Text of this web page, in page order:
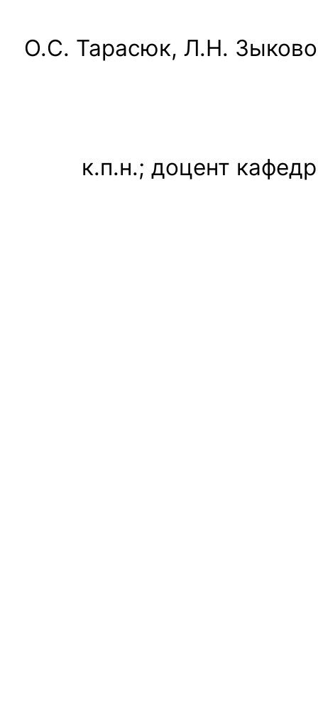
О.С. Тарасюк, Л.Н.
к.п.н.; доцент